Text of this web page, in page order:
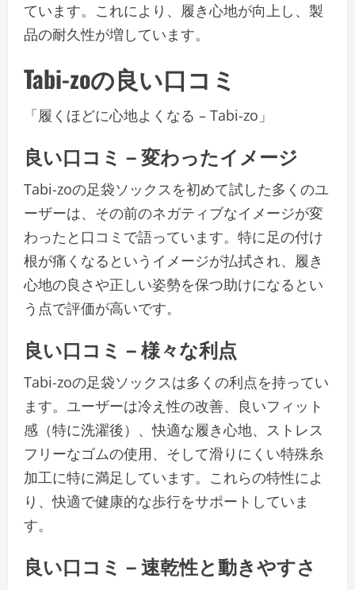
ています。これにより、履き心地が向上し、製
品の耐久性が増しています。
Tabi-zoの良い口コミ
「履くほどに心地よくなる – Tabi-zo」
良い口コミ – 変わったイメージ
Tabi-zoの足袋ソックスを初めて試した多くのユ
ーザーは、その前のネガティブなイメージが変
わったと口コミで語っています。特に足の付け
根が痛くなるというイメージが払拭され、履き
心地の良さや正しい姿勢を保つ助けになるとい
う点で評価が高いです。
良い口コミ – 様々な利点
Tabi-zoの足袋ソックスは多くの利点を持ってい
ます。ユーザーは冷え性の改善、良いフィット
感（特に洗濯後）、快適な履き心地、ストレス
フリーなゴムの使用、そして滑りにくい特殊糸
加工に特に満足しています。これらの特性によ
り、快適で健康的な歩行をサポートしていま
す。
良い口コミ – 速乾性と動きやすさ